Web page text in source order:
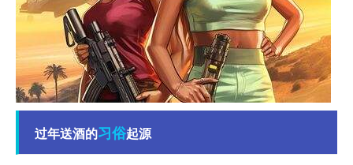
过年送酒的习俗起源